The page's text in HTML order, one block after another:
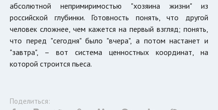
абсолютной непримиримостью "хозяина жизни" из
российской глубинки. Готовность понять, что другой
человек сложнее, чем кажется на первый взгляд; понять,
что перед "сегодня" было "вчера", а потом настанет и
"завтра", – вот система ценностных координат, на
которой строится пьеса.
Поделиться: